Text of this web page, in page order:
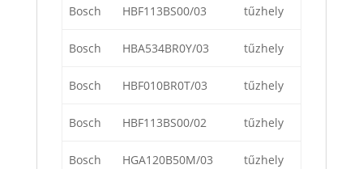
Bosch HBF113BS00/03 tűzhely
Bosch HBA534BR0Y/03 tűzhely
Bosch HBF010BR0T/03 tűzhely
Bosch HBF113BS00/02 tűzhely
Bosch HGA120B50M/03 tűzhely